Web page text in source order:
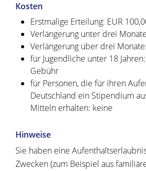
Kosten
Erstmalige Erteilung: EUR
Verlängerung unter drei
Verlängerung über drei
für Jugendliche unter 18
Gebühr
für Personen, die für ihren
Deutschland ein Stipendium
Mitteln erhalten: keine
Hinweise
Sie haben eine
Zwecken (zum Beispiel aus